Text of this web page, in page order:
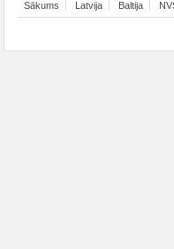
Sākums Latvija Baltija